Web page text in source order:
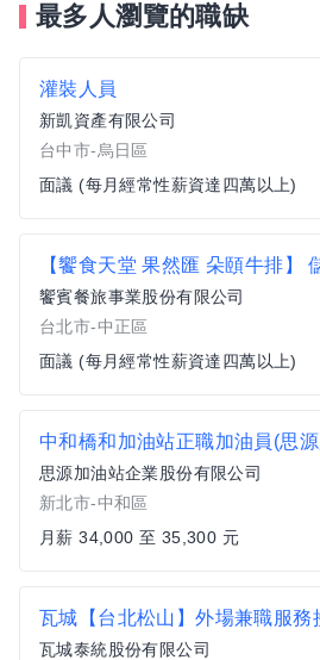
最多人瀏覽的職缺
灌裝人員
新凱資產有限公司
台中市-烏日區
面議 (每月經常性薪資達四萬以上)
饗賓餐旅事業股份有限公司
台北市-中正區
面議 (每月經常性薪資達四萬以上)
中和橋和加油站正職加油員(思
思源加油站企業股份有限公司
新北市-中和區
月薪 34,000 至 35,300 元
瓦城【台北松山】外場兼職服務
瓦城泰統股份有限公司